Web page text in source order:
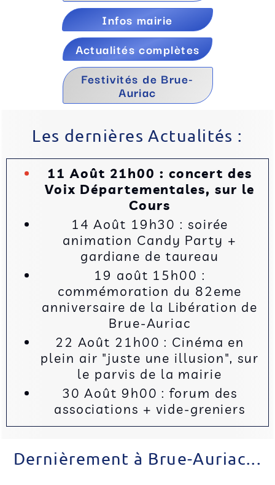
Infos mairie
Actualités complètes
Festivités de Brue-
Auriac
Les dernières Actualités :
11 Août 21h00 : concert des
Voix Départementales, sur le
Cours
14 Août 19h30 : soirée
animation Candy Party +
gardiane de taureau
19 août 15h00 :
commémoration du 82eme
anniversaire de la Libération de
Brue-Auriac
22 Août 21h00 : Cinéma en
plein air "juste une illusion", sur
le parvis de la mairie
30 Août 9h00 : forum des
associations + vide-greniers
Dernièrement à Brue-Auriac...